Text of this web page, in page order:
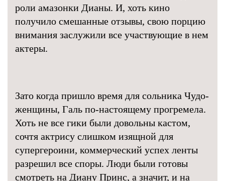
роли амазонки Дианы. И, хоть кино
получило смешанные отзывы, свою порцию
внимания заслужили все участвующие в нем
актеры.
Зато когда пришло время для сольника Чудо-
женщины, Галь по-настоящему прогремела.
Хоть не все гики были довольны кастом,
сочтя актрису слишком изящной для
супергероини, коммерческий успех ленты
разрешил все споры. Люди были готовы
смотреть на Диану Принс, а значит, и на